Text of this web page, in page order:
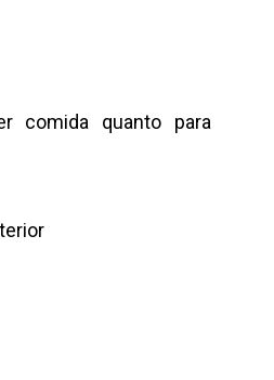
comida quanto para